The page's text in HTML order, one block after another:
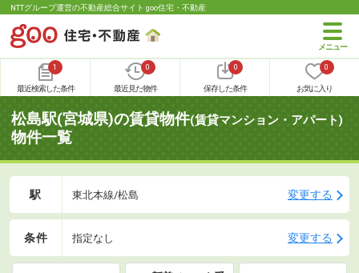
NTTグループ運営の不動産総合サイト goo住宅・不動産
1
最近検索した条件
0
最近見た物件
0
保存した条件
0
お気に入り
松島駅(宮城県)の賃貸物件(賃貸マンション・アパート)
物件一覧
駅 東北本線/松島 変更する
条件 指定なし 変更する